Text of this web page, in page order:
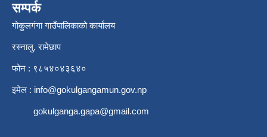
सम्पर्क
गोकुलगंगा गाउँपालिकाको कार्यालय
रस्नालु, रामेछाप
फोन : ९८५४०४३६४०
इमेल : info@gokulgangamun.gov.np
gokulganga.gapa@gmail.com